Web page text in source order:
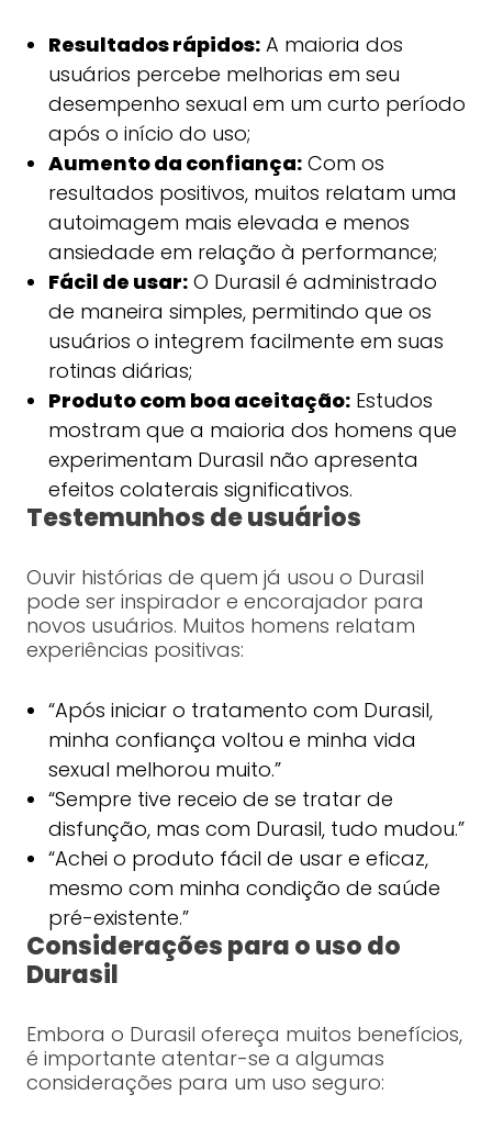
Resultados rápidos:A maioria dos
usuários percebe melhorias em seu
desempenho sexual em um curto período
após o início do uso;
Aumento da confiança:Com os
resultados positivos, muitos relatam uma
autoimagem mais elevada e menos
ansiedade em relação à performance;
Fácil de usar:O Durasil é administrado
de maneira simples, permitindo que os
usuários o integrem facilmente em suas
rotinas diárias;
Produto com boa aceitação:Estudos
mostram que a maioria dos homens que
experimentam Durasil não apresenta
efeitos colaterais significativos.
Testemunhos de usuários
Ouvir histórias de quem já usou o Durasil
pode ser inspirador e encorajador para
novos usuários. Muitos homens relatam
experiências positivas:
“Após iniciar o tratamento com Durasil,
minha confiança voltou e minha vida
sexual melhorou muito.”
“Sempre tive receio de se tratar de
disfunção, mas com Durasil, tudo mudou.”
“Achei o produto fácil de usar e eficaz,
mesmo com minha condição de saúde
pré-existente.”
Considerações para o uso do
Durasil
Embora o Durasil ofereça muitos benefícios,
é importante atentar-se a algumas
considerações para um uso seguro: